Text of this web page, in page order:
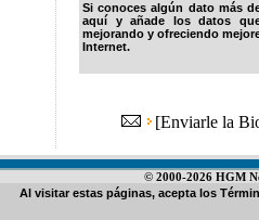
Si conoces algún dato más
aquí y añade los datos
mejorando y ofreciendo
Internet.
[Enviarle la
© 2000-2026 HGM
Al visitar estas páginas, acepta los